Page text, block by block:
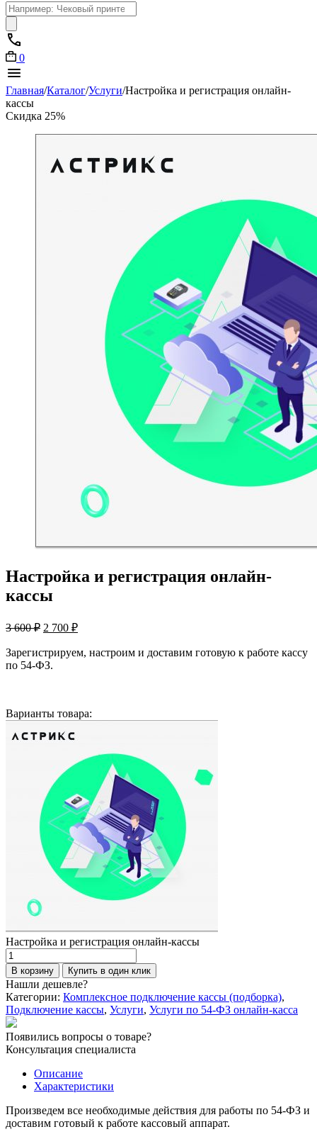
Поиск
товаров
0
Главная/Каталог/Услуги/Настройка и регистрация онлайн-
кассы
Скидка 25%
Настройка и регистрация онлайн-
кассы
3 600₽ Первоначальная
составляла
3
2 700 ₽Текущая
2
Зарегистрируем, настроим и доставим готовую к работе кассу
по 54-ФЗ.
Варианты товара:
Настройка и регистрация онлайн-кассы
Количество
товара
Настройка
и
регистрация
онлайн-
кассы
В корзину Купить в один клик
Нашли дешевле?
Категории: Комплексное подключение кассы (подборка),
Подключение кассы, Услуги, Услуги по 54-ФЗ онлайн-касса
Появились вопросы о товаре?
Консультация специалиста
Описание
Характеристики
Произведем все необходимые действия для работы по 54-ФЗ и
доставим готовый к работе кассовый аппарат.